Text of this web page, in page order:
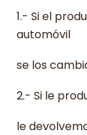
1.- Si el
automóvil
se los
2.- Si le
le